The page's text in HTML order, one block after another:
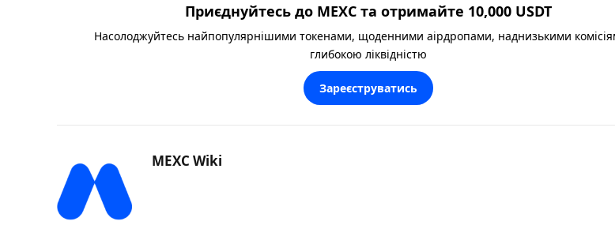
Приєднуйтесь до MEXC та отримайте 10,000 USDT
Насолоджуйтесь найпопулярнішими токенами, щоденними аірдропами, наднизькими
глибокою ліквідністю
Зареєструватись
MEXC Wiki